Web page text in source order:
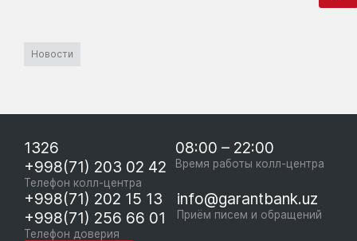
Новости
1326
+998(71) 203 02 42
Телефон колл-центра
08:00 – 22:00
Время работы колл-центра
+998(71) 202 15 13
+998(71) 256 66 01
Телефон доверия
info@garantbank.uz
Приём писем и обращений